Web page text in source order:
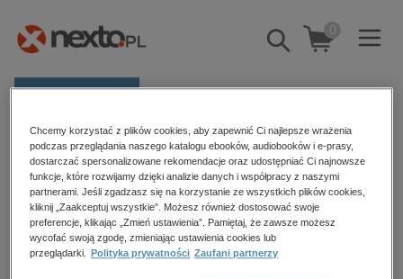
Pokaż/schowaj
wyszukiwarkę
0
Kategorie
Zobacz wszystkie E-prasa
budownictwo, aranżacja wnętrz
biznesowe, branżowe, gospodarka
Strona główna Mariusz Szczygieł
Mariusz Szczygieł
Chcemy korzystać z plików cookies, aby zapewnić Ci najlepsze wrażenia
podczas przeglądania naszego katalogu ebooków, audiobooków i e-prasy,
dostarczać spersonalizowane rekomendacje oraz udostępniać Ci najnowsze
funkcje, które rozwijamy dzięki analizie danych i współpracy z naszymi
partnerami. Jeśli zgadzasz się na korzystanie ze wszystkich plików cookies,
kliknij „Zaakceptuj wszystkie”. Możesz również dostosować swoje
preferencje, klikając „Zmień ustawienia”. Pamiętaj, że zawsze możesz
wycofać swoją zgodę, zmieniając ustawienia cookies lub
przeglądarki.
Polityka prywatności Zaufani partnerzy